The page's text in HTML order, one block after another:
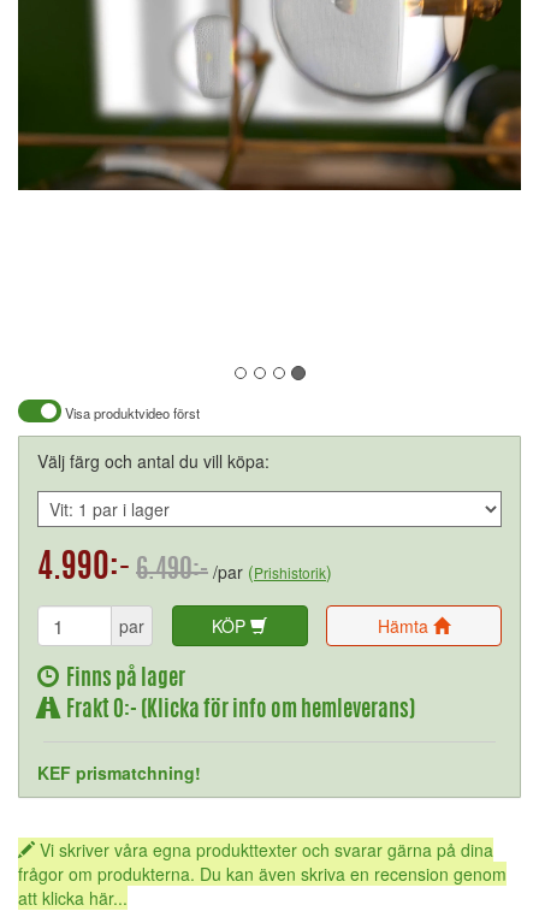
Visa produktvideo först
Välj färg och antal du vill köpa:
4.990:- 6.490:- /par (Prishistorik)
par KÖP Hämta
Finns på lager
Frakt 0:- (Klicka för info om hemleverans)
KEF prismatchning!
Vi skriver våra egna produkttexter och svarar gärna på dina
frågor om produkterna. Du kan även skriva en recension genom
att klicka här...